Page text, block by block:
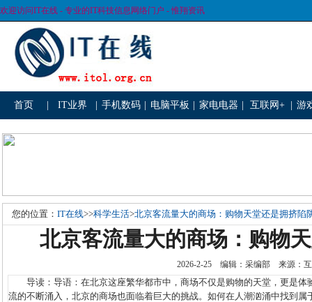
欢迎访问IT在线 - 专业的IT科技信息网络门户 - 惟翔资讯
首页 IT业界 手机数码 电脑平板 家电电器 互联网+ 游
您的位置： IT在线>>科学生活>北京客流量大的商场：购物天堂还是拥挤陷
北京客流量大的商场：购物
2026-2-25 编辑：采编部 来源：
导读：导语：在北京这座繁华都市中，商场不仅是购物的天堂，更是体
流的不断涌入，北京的商场也面临着巨大的挑战。如何在人潮汹涌中找到属